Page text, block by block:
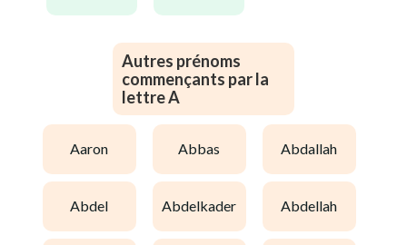
Autres prénoms
commençants par la
lettre A
aaron abbas abdallah
abdel abdelkader abdellah